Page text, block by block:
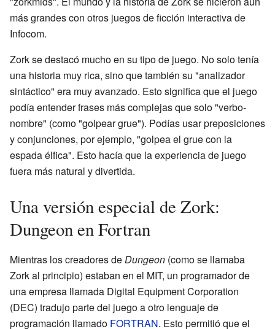
más grandes con otros juegos de ficción interactiva de
Infocom.
Zork se destacó mucho en su tipo de juego. No solo tenía
una historia muy rica, sino que también su "analizador
sintáctico" era muy avanzado. Esto significa que el juego
podía entender frases más complejas que solo "verbo-
nombre" (como "golpear grue"). Podías usar preposiciones
y conjunciones, por ejemplo, "golpea el grue con la
espada élfica". Esto hacía que la experiencia de juego
fuera más natural y divertida.
Una versión especial de Zork:
Dungeon en Fortran
Mientras los creadores deDungeon (como se llamaba
Zork al principio) estaban en el MIT, un programador de
una empresa llamada Digital Equipment Corporation
(DEC) tradujo parte del juego a otro lenguaje de
programación llamado FORTRAN. Esto permitió que el